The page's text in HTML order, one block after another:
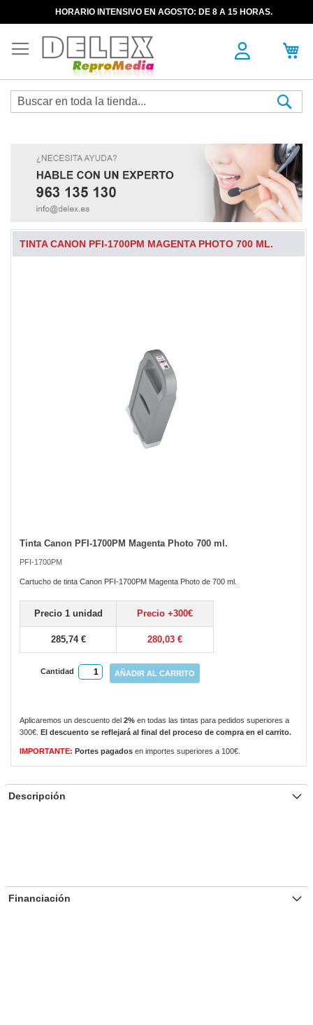
HORARIO INTENSIVO EN AGOSTO: DE 8 A 15 HORAS.
TINTA CANON PFI-1700PM MAGENTA PHOTO 700 ML.
Tinta Canon PFI-1700PM Magenta Photo 700 ml.
PFI-1700PM
Cartucho de tinta Canon PFI-1700PM Magenta Photo de 700 ml.
Precio 1 unidad Precio +300€
285,74 € 280,03 €
Cantidad AÑADIR AL CARRITO
Aplicaremos un descuento del 2% en todas las tintas para pedidos superiores a
300€.
El descuento se reflejará al final del proceso de compra en el carrito.
IMPORTANTE: Portes pagados en importes superiores a 100€.
Skip
the
beginning
the
images
gallery
Descripción
Financiación